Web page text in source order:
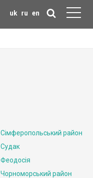
uk ru en
Сімферопольський район
Судак
Феодосія
Чорноморський район